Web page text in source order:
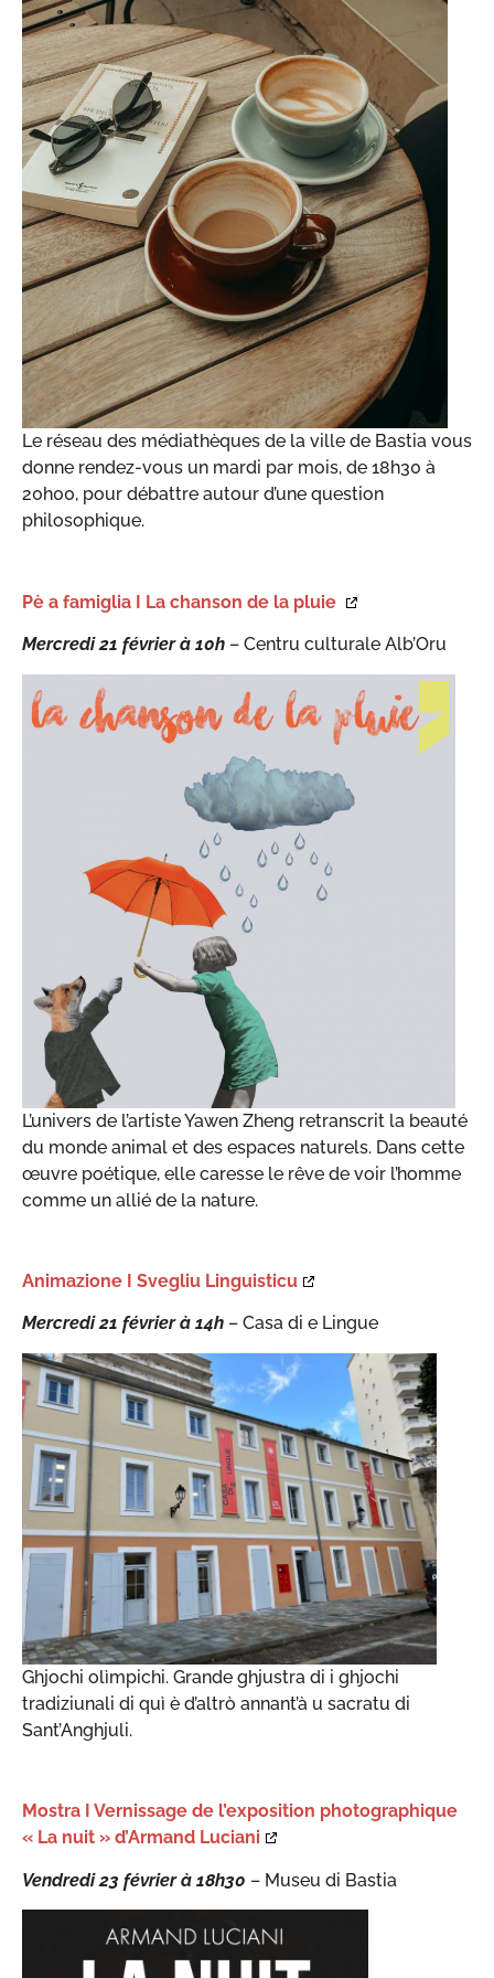
Le réseau des médiathèques de la ville de Bastia vous
donne rendez-vous un mardi par mois, de 18h30 à
20h00, pour débattre autour d’une question
philosophique.
Pè a famiglia I La chanson de la pluie
Mercredi21 février à 10h – Centru culturale Alb’Oru
L’univers de l’artiste Yawen Zheng retranscrit la beauté
du monde animal et des espaces naturels. Dans cette
œuvre poétique, elle caresse le rêve de voir l’homme
comme un allié de la nature.
Animazione I Svegliu Linguisticu
Mercredi 21 février à 14h – Casa di e Lingue
Ghjochi olìmpichi. Grande ghjustra di i ghjochi
tradiziunali di quì è d’altrò annant’à u sacratu di
Sant’Anghjuli.
Mostra I Vernissage de l’exposition photographique
« La nuit » d’Armand Luciani
Vendredi 23 février à 18h30 – Museu di Bastia